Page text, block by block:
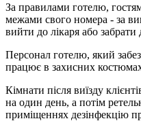
За правилами готелю,
межами свого номера - за
вийти до лікаря або забрати
Персонал готелю, який
працює в захисних
Кімнати після виїзду
на один день, а потім
приміщеннях дезінфекцію